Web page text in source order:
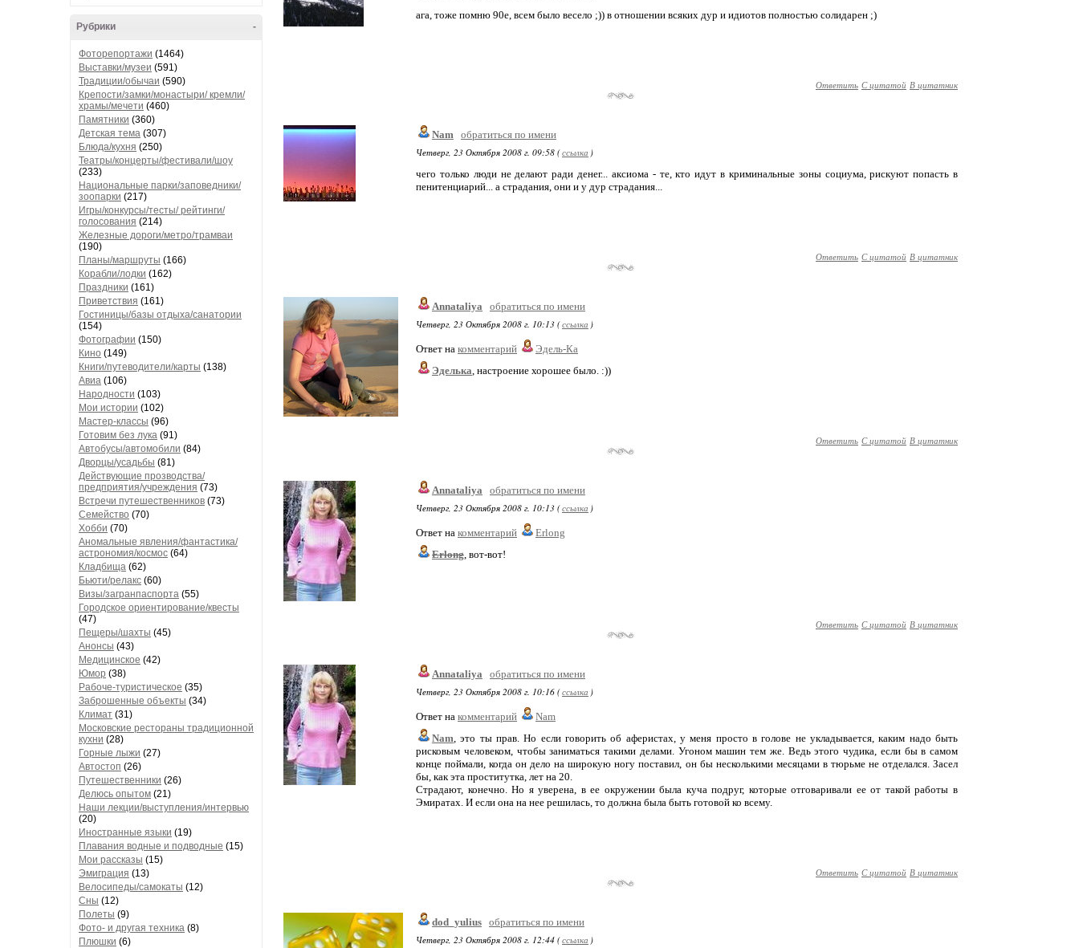
-
Рубрики
Фоторепортажи (1464)
Выставки/музеи (591)
Традиции/обычаи (590)
Крепости/замки/монастыри/ кремли/
храмы/мечети (460)
Памятники (360)
Детская тема (307)
Блюда/кухня (250)
Театры/концерты/фестивали/шоу
(233)
Национальные парки/заповедники/
зоопарки (217)
Игры/конкурсы/тесты/ рейтинги/
голосования (214)
Железные дороги/метро/трамваи
(190)
Планы/маршруты (166)
Корабли/лодки (162)
Праздники (161)
Приветствия (161)
Гостиницы/базы отдыха/санатории
(154)
Фотографии (150)
Кино (149)
Книги/путеводители/карты (138)
Авиа (106)
Народности (103)
Мои истории (102)
Мастер-классы (96)
Готовим без лука (91)
Автобусы/автомобили (84)
Дворцы/усадьбы (81)
Действующие прозводства/
предприятия/учреждения (73)
Встречи путешественников (73)
Семейство (70)
Хобби (70)
Аномальные явления/фантастика/
астрономия/космос (64)
Кладбища (62)
Бьюти/релакс (60)
Визы/загранпаспорта (55)
Городское ориентирование/квесты
(47)
Пещеры/шахты (45)
Анонсы (43)
Медицинское (42)
Юмор (38)
Рабоче-туристическое (35)
Заброшенные объекты (34)
Климат (31)
Московские рестораны традиционной
кухни (28)
Горные лыжи (27)
Автостоп (26)
Путешественники (26)
Делюсь опытом (21)
Наши лекции/выступления/интервью
(20)
Иностранные языки (19)
Плавания водные и подводные (15)
Мои рассказы (15)
Эмиграция (13)
Велосипеды/самокаты (12)
Сны (12)
Полеты (9)
Фото- и другая техника (8)
Плюшки (6)
ага, тоже помню 90е, всем было весело ;)) в отношении всяких дур и идиотов полностью солидарен ;)
Ответить С цитатой В цитатник
Nam обратиться по имени
Четверг, 23 Октября 2008 г. 09:58 (ссылка )
чего только люди не делают ради денег... аксиома - те, кто идут в криминальные зоны социума, рискуют попасть в
пенитенциарий... а страдания, они и у дур страдания...
Ответить С цитатой В цитатник
Annataliya
обратиться по имени
Четверг, 23 Октября 2008 г. 10:13 (ссылка )
Ответ на комментарий
Эдель-Ка
Эделька, настроение хорошее было. :))
Ответить С цитатой В цитатник
Annataliya
обратиться по имени
Четверг, 23 Октября 2008 г. 10:13 (ссылка )
Ответ на комментарий
Erlong
Erlong, вот-вот!
Ответить С цитатой В цитатник
Annataliya
обратиться по имени
Четверг, 23 Октября 2008 г. 10:16 (ссылка )
Ответ на комментарий
Nam
Nam, это ты прав. Но если говорить об аферистах, у меня просто в голове не укладывается, каким надо быть
рисковым человеком, чтобы заниматься такими делами. Угоном машин тем же. Ведь этого чудика, если бы в самом
конце поймали, когда он дело на широкую ногу поставил, он бы несколькими месяцами в тюрьме не отделался. Засел
бы, как эта проститутка, лет на 20.
Страдают, конечно. Но я уверена, в ее окружении была куча подруг, которые отговаривали ее от такой работы в
Эмиратах. И если она на нее решилась, то должна была быть готовой ко всему.
Ответить С цитатой В цитатник
dod_yulius обратиться по имени
Четверг, 23 Октября 2008 г. 12:44 (ссылка )